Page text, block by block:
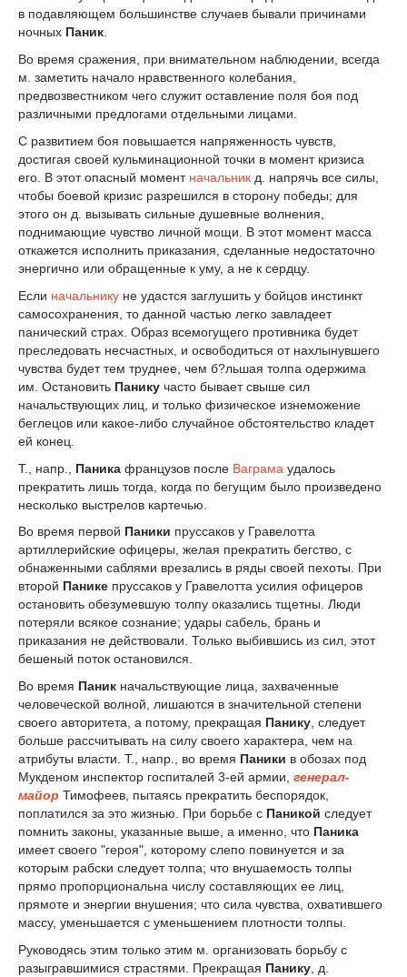
в подавляющем большинстве случаев бывали причинами
ночных Паник.
Во время сражения, при внимательном наблюдении, всегда
м. заметить начало нравственного колебания,
предвозвестником чего служит оставление поля боя под
различными предлогами отдельными лицами.
С развитием боя повышается напряженность чувств,
достигая своей кульминационной точки в момент кризиса
его. В этот опасный момент начальник д. напрячь все силы,
чтобы боевой кризис разрешился в сторону победы; для
этого он д. вызывать сильные душевные волнения,
поднимающие чувство личной мощи. В этот момент масса
откажется исполнить приказания, сделанные недостаточно
энергично или обращенные к уму, а не к сердцу.
Если начальнику не удастся заглушить у бойцов инстинкт
самосохранения, то данной частью легко завладеет
панический страх. Образ всемогущего противника будет
преследовать несчастных, и освободиться от нахлынувшего
чувства будет тем труднее, чем б?льшая толпа одержима
им. Остановить Панику часто бывает свыше сил
начальствующих лиц, и только физическое изнеможение
беглецов или какое-либо случайное обстоятельство кладет
ей конец.
Т., напр., Паника французов после Ваграма удалось
прекратить лишь тогда, когда по бегущим было произведено
несколько выстрелов картечью.
Во время первой Паники пруссаков у Гравелотта
артиллерийские офицеры, желая прекратить бегство, с
обнаженными саблями врезались в ряды своей пехоты. При
второй Панике пруссаков у Гравелотта усилия офицеров
остановить обезумевшую толпу оказались тщетны. Люди
потеряли всякое сознание; удары сабель, брань и
приказания не действовали. Только выбившись из сил, этот
бешеный поток остановился.
Во время Паник начальствующие лица, захваченные
человеческой волной, лишаются в значительной степени
своего авторитета, а потому, прекращая Панику, следует
больше рассчитывать на силу своего характера, чем на
атрибуты власти. Т., напр., во время Паники в обозах под
Мукденом инспектор госпиталей 3-ей армии, генерал-
майор Тимофеев, пытаясь прекратить беспорядок,
поплатился за это жизнью. При борьбе с Паникой следует
помнить законы, указанные выше, а именно, что Паника
имеет своего "героя", которому слепо повинуется и за
которым рабски следует толпа; что внушаемость толпы
прямо пропорциональна числу составляющих ее лиц,
прямоте и энергии внушения; что сила чувства, охватившего
массу, уменьшается с уменьшением плотности толпы.
Руководясь этим только этим м. организовать борьбу с
разыгравшимися страстями. Прекращая Панику , д.